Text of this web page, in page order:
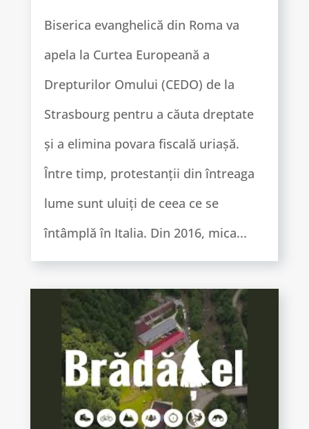
Biserica evanghelică din Roma va
apela la Curtea Europeană a
Drepturilor Omului (CEDO) de la
Strasbourg pentru a căuta dreptate
și a elimina povara fiscală uriașă.
Între timp, protestanții din întreaga
lume sunt uluiți de ceea ce se
întâmplă în Italia. Din 2016, mica...